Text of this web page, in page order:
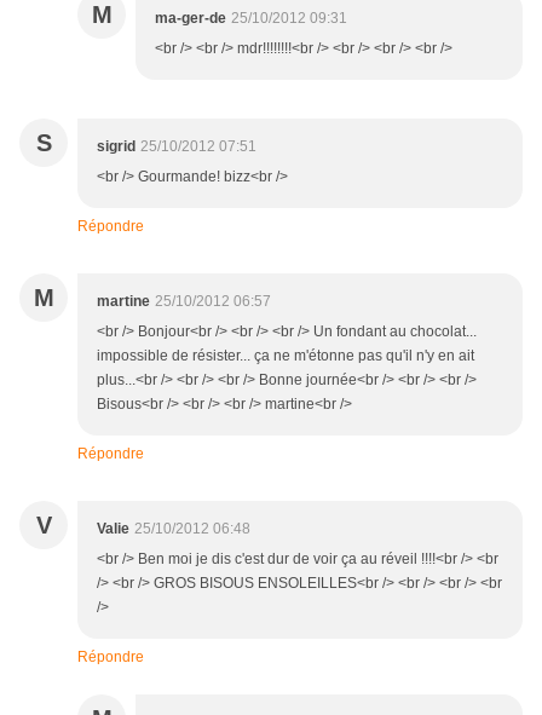
M ma-ger-de 25/10/2012 09:31
<br /> <br /> mdr!!!!!!!!<br /> <br /> <br /> <br />
S sigrid 25/10/2012 07:51
<br /> Gourmande! bizz<br />
Répondre
M martine 25/10/2012 06:57
<br /> Bonjour<br /> <br /> <br /> Un fondant au chocolat...
impossible de résister... ça ne m'étonne pas qu'il n'y en ait
plus...<br /> <br /> <br /> Bonne journée<br /> <br /> <br />
Bisous<br /> <br /> <br /> martine<br />
Répondre
V Valie 25/10/2012 06:48
<br /> Ben moi je dis c'est dur de voir ça au réveil !!!!<br /> <br
/> <br /> GROS BISOUS ENSOLEILLES<br /> <br /> <br /> <br
/>
Répondre